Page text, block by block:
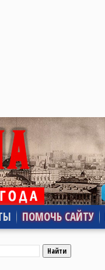
ПОМОЧЬ САЙТУ